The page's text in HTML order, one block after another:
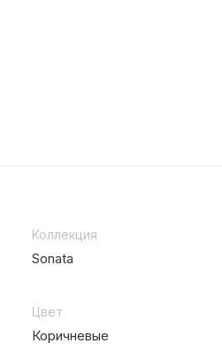
Коллекция
Sonata
Цвет
Коричневые